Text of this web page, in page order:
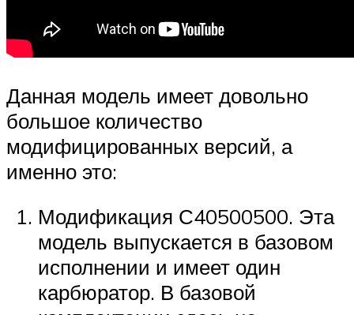
Данная модель имеет довольно
большое количество
модифицированных версий, а
именно это:
Модификация С40500500. Эта
модель выпускается в базовом
исполнении и имеет один
карбюратор. В базовой